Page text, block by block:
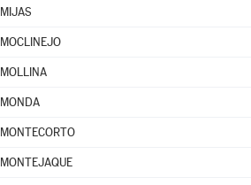
MIJAS
MOCLINEJO
MOLLINA
MONDA
MONTECORTO
MONTEJAQUE